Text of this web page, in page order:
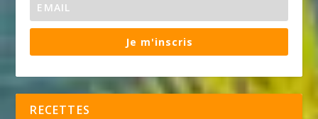
Je m'inscris
RECETTES